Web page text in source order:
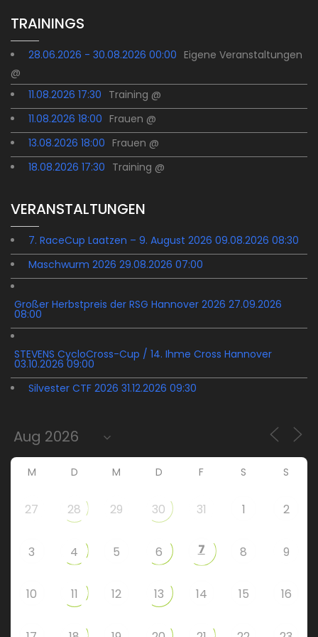
TRAININGS
28.06.2026 - 30.08.2026 00:00 Eigene Veranstaltungen
@
11.08.2026 17:30 Training @
11.08.2026 18:00 Frauen @
13.08.2026 18:00 Frauen @
18.08.2026 17:30 Training @
VERANSTALTUNGEN
7. RaceCup Laatzen – 9. August 2026 09.08.2026 08:30
Maschwurm 2026 29.08.2026 07:00
Großer Herbstpreis der RSG Hannover 2026 27.09.2026
08:00
STEVENS CycloCross-Cup / 14. Ihme Cross Hannover
03.10.2026 09:00
Silvester CTF 2026 31.12.2026 09:30
M D M D F S S
27 28 29 30 31 1 2
3 4 5 6 7 8 9
10 11 12 13 14 15 16